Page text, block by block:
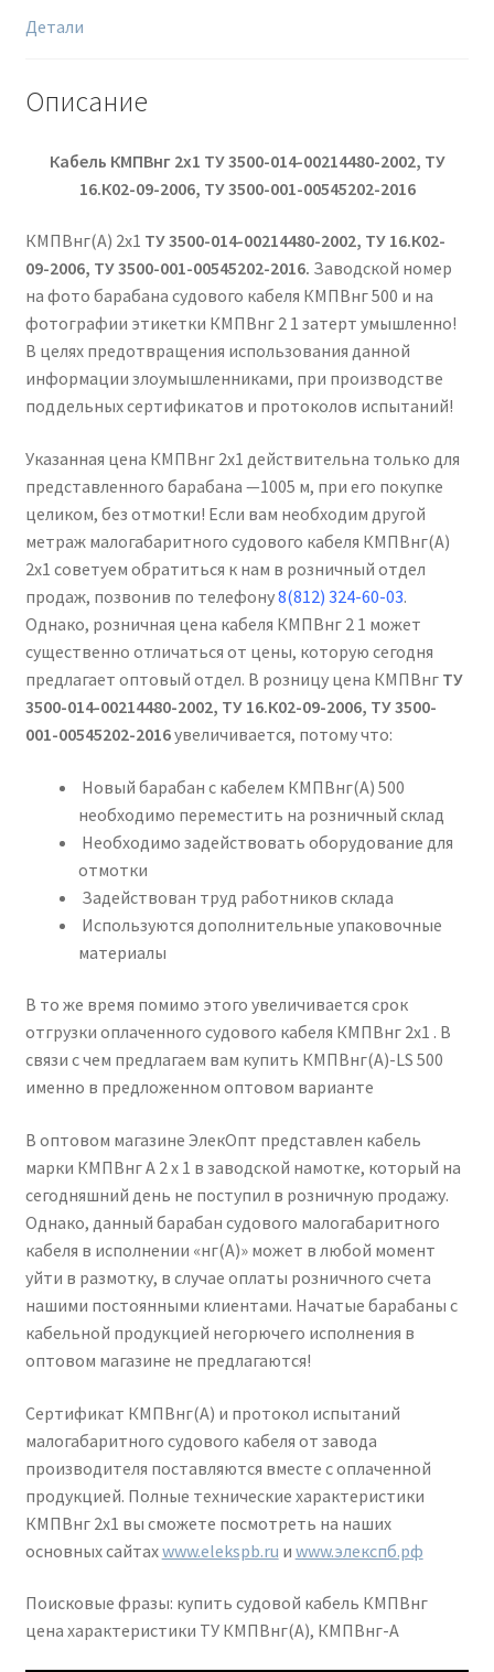
Детали
Описание
Кабель КМПВнг 2х1 ТУ 3500-014-00214480-2002, ТУ
16.К02-09-2006, ТУ 3500-001-00545202-2016
КМПВнг(А) 2х1 ТУ 3500-014-00214480-2002, ТУ 16.К02-
09-2006, ТУ 3500-001-00545202-2016. Заводской номер
на фото барабана судового кабеля КМПВнг 500 и на
фотографии этикетки КМПВнг 2 1 затерт умышленно!
В целях предотвращения использования данной
информации злоумышленниками, при производстве
поддельных сертификатов и протоколов испытаний!
Указанная цена КМПВнг 2х1 действительна только для
представленного барабана —1005 м, при его покупке
целиком, без отмотки! Если вам необходим другой
метраж малогабаритного судового кабеля КМПВнг(А)
2х1 советуем обратиться к нам в розничный отдел
продаж, позвонив по телефону8(812) 324-60-03.
Однако, розничная цена кабеля КМПВнг 2 1 может
существенно отличаться от цены, которую сегодня
предлагает оптовый отдел. В розницу цена КМПВнг ТУ
3500-014-00214480-2002, ТУ 16.К02-09-2006, ТУ 3500-
001-00545202-2016увеличивается, потому что:
Новый барабан с кабелем КМПВнг(А) 500
необходимо переместить на розничный склад
Необходимо задействовать оборудование для
отмотки
Задействован труд работников склада
Используются дополнительные упаковочные
материалы
В то же время помимо этого увеличивается срок
отгрузки оплаченного судового кабеля КМПВнг 2х1 . В
связи с чем предлагаем вам купить КМПВнг(А)-LS 500
именно в предложенном оптовом варианте
В оптовом магазине ЭлекОпт представлен кабель
марки КМПВнг А 2 х 1 в заводской намотке, который на
сегодняшний день не поступил в розничную продажу.
Однако, данный барабан судового малогабаритного
кабеля в исполнении «нг(А)» может в любой момент
уйти в размотку, в случае оплаты розничного счета
нашими постоянными клиентами. Начатые барабаны с
кабельной продукцией негорючего исполнения в
оптовом магазине не предлагаются!
Сертификат КМПВнг(А) и протокол испытаний
малогабаритного судового кабеля от завода
производителя поставляются вместе с оплаченной
продукцией. Полные технические характеристики
КМПВнг 2х1 вы сможете посмотреть на наших
основных сайтахwww.elekspb.ru и www.элекспб.рф
Поисковые фразы: купить судовой кабель КМПВнг
цена характеристики ТУ КМПВнг(А), КМПВнг-А